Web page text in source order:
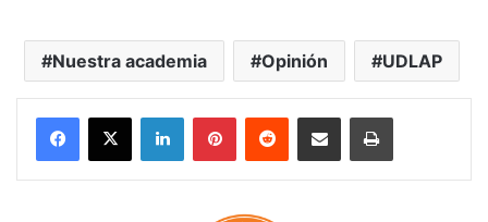
Nuestra academia Opinión UDLAP
LinkedInPinterestReddit Share via Email Print